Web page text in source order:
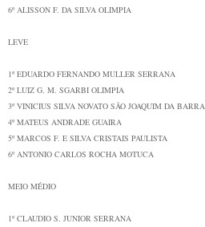
6º ALISSON F. DA SILVA OLIMPIA
LEVE
1º EDUARDO FERNANDO MULLER SERRANA
2º LUIZ G. M. SGARBI OLIMPIA
3º VINICIUS SILVA NOVATO SÃO JOAQUIM DA BARRA
4º MATEUS ANDRADE GUAIRA
5º MARCOS F. E SILVA CRISTAIS PAULISTA
6º ANTONIO CARLOS ROCHA MOTUCA
MEIO MÉDIO
1º CLAUDIO S. JUNIOR SERRANA